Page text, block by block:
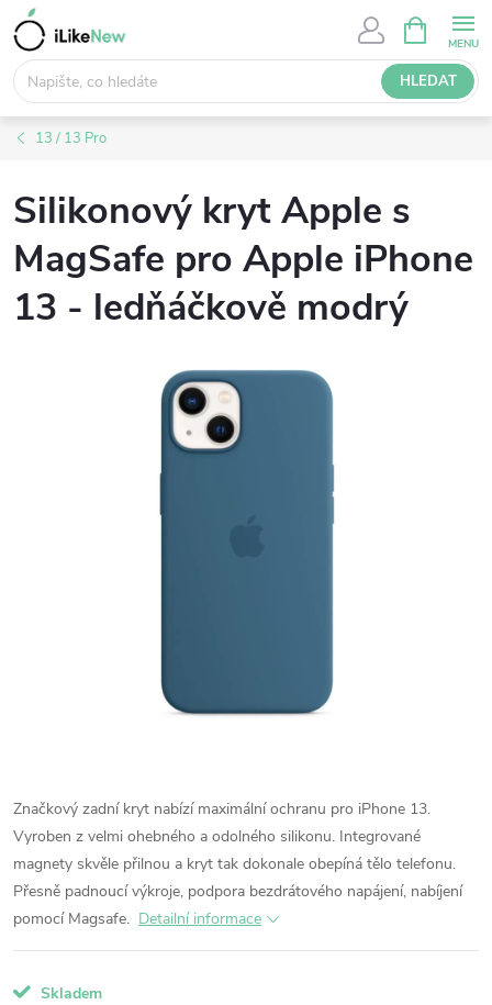
Přejít
na
obsah
HLEDAT
NÁKUPNÍ
KOŠÍK
13 / 13 Pro
Silikonový kryt Apple s
MagSafe pro Apple iPhone
13 - ledňáčkově modrý
Značkový zadní kryt nabízí maximální ochranu pro iPhone 13.
Vyroben z velmi ohebného a odolného silikonu. Integrované
magnety skvěle přilnou a kryt tak dokonale obepíná tělo telefonu.
Přesně padnoucí výkroje, podpora bezdrátového napájení, nabíjení
pomocí Magsafe. Detailní informace
Skladem